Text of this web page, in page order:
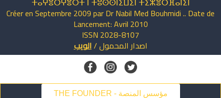
Créer en Septembre 2009 par Dr Nabil Med Bouhmidi .. Date de
Lancement: Avril 2010
ISSN 2028-8107
اصدار المحمول/الويب
THE FOUNDER - مؤسس المنصة